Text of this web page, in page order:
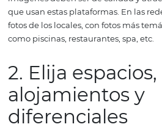
Fuente:
El viajero que visita el sitio web